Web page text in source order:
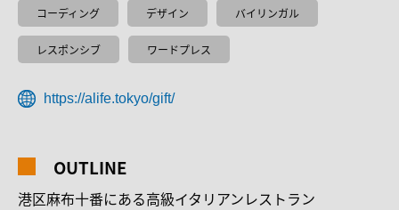
コーディング デザイン バイリンガル
レスポンシブ ワードプレス
https://alife.tokyo/gift/
OUTLINE
港区麻布十番にある高級イタリアンレストラン